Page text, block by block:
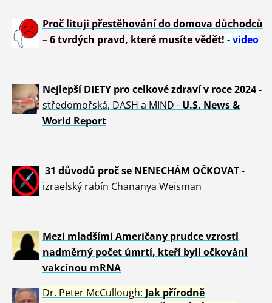
Proč lituji přestěhování do domova důchodců
– 6 tvrdých pravd, které musíte vědět! -video
Nejlepší DIETY pro celkové zdraví v roce 2024 -
středomořská, DASH a MIND - U.S. News &
World Report
31 důvodů proč se NENECHÁM OČKOVAT-
izraelský rabín Chananya Weisman
Mezi mladšími Američany prudce vzrostl
nadměrný počet úmrtí, kteří byli očkováni
vakcínou mRNA
Dr. Peter McCullough: Jak přírodně